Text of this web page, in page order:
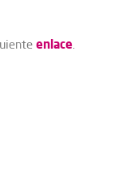
enlace.